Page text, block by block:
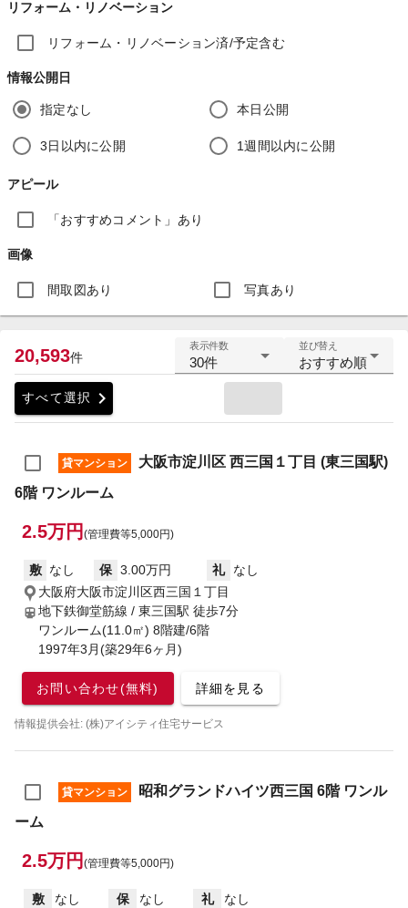
リフォーム・リノベーション
リフォーム・リノベーション済/予定含む
情報公開日
指定なし 本日公開
3日以内に公開 1週間以内に公開
アピール
「おすすめコメント」あり
画像
間取図あり 写真あり
20,593件
表示件数
30件
並び替え
おすすめ順
すべて選択 chevron_right
貸マンション
大阪市淀川区 西三国１丁目 (東三国駅)
6階 ワンルーム
2.5万円 (管理費等5,000円)
敷 なし 保 3.00万円 礼
なし
大阪府大阪市淀川区西三国１丁目
地下鉄御堂筋線 / 東三国駅 徒歩7分
ワンルーム(11.0㎡) 8階建/6階
1997年3月(築29年6ヶ月)
お問い合わせ(無料) 詳細を見る
情報提供会社: (株)アイシティ住宅サービス
貸マンション
昭和グランドハイツ西三国 6階 ワンル
ーム
2.5万円 (管理費等5,000円)
敷 なし 保 なし 礼
なし